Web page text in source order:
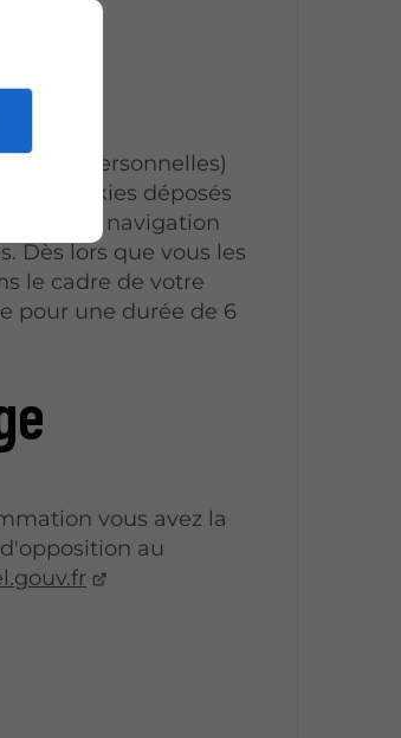
(non personnelles)
cookies déposés
de navigation
Dès lors que vous les
le cadre de votre
pour une durée de 6
vous avez la
au